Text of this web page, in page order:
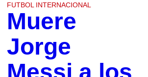
FUTBOL INTERNACIONAL
Muere
Jorge
Messi a los